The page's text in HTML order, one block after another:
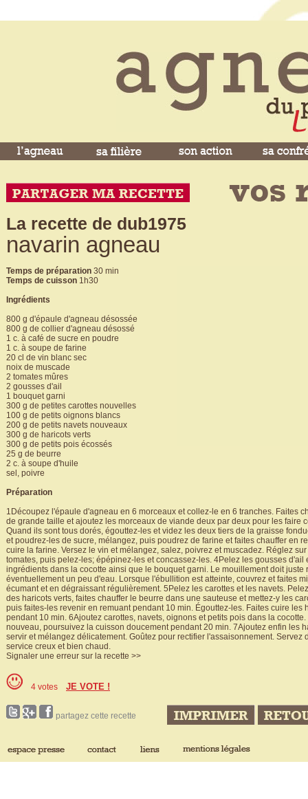
La recette de dub1975
navarin agneau
Temps de préparation 30 min
Temps de cuisson 1h30
Ingrédients
800 g d'épaule d'agneau désossée
800 g de collier d'agneau désossé
1 c. à café de sucre en poudre
1 c. à soupe de farine
20 cl de vin blanc sec
noix de muscade
2 tomates mûres
2 gousses d'ail
1 bouquet garni
300 g de petites carottes nouvelles
100 g de petits oignons blancs
200 g de petits navets nouveaux
300 g de haricots verts
300 g de petits pois écossés
25 g de beurre
2 c. à soupe d'huile
sel, poivre
Préparation
1Découpez l'épaule d'agneau en 6 morceaux et collez-le en 6 tranches. Faites
de grande taille et ajoutez les morceaux de viande deux par deux pour les faire
Quand ils sont tous dorés, égouttez-les et videz les deux tiers de la graisse
et poudrez-les de sucre, mélangez, puis poudrez de farine et faites chauffer en
cuire la farine. Versez le vin et mélangez, salez, poivrez et muscadez. Réglez
tomates, puis pelez-les; épépinez-les et concassez-les. 4Pelez les gousses d'ail
ingrédients dans la cocotte ainsi que le bouquet garni. Le mouillement doit juste
éventuellement un peu d'eau. Lorsque l'ébullition est atteinte, couvrez et faites
écumant et en dégraissant régulièrement. 5Pelez les carottes et les navets.
des haricots verts, faites chauffer le beurre dans une sauteuse et mettez-y les
puis faites-les revenir en remuant pendant 10 min. Égouttez-les. Faites cuire les
pendant 10 min. 6Ajoutez carottes, navets, oignons et petits pois dans la
nouveau, poursuivez la cuisson doucement pendant 20 min. 7Ajoutez enfin les
servir et mélangez délicatement. Goûtez pour rectifier l'assaisonnement. Servez
service creux et bien chaud.
Signaler une erreur sur la recette >>
4 votes JE VOTE !
partagez cette recette